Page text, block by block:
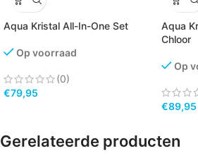
Aqua Kristal All-In-One Set
Op voorraad
(0)
€79,95
Aqua
Chloor
Op
€89,95
Gerelateerde producten